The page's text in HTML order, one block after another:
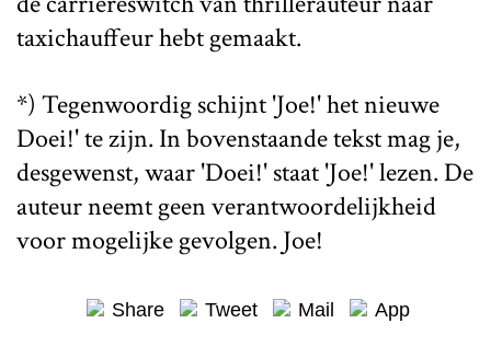
taxichauffeur hebt gemaakt.
*) Tegenwoordig schijnt 'Joe!' het nieuwe
Doei!' te zijn. In bovenstaande tekst mag je,
desgewenst, waar 'Doei!' staat 'Joe!' lezen. De
auteur neemt geen verantwoordelijkheid
voor mogelijke gevolgen. Joe!
Share Tweet Mail App